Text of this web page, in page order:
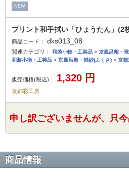
NEW
プリント和手拭い「ひょうたん」(2
商品コード： dks013_08
関連カテゴリ： 和装小物・工芸品 > 京風呂敷・
和装小物・工芸品 > 京風呂敷・袱紗(ふくさ) > 京都
販売価格(税込)： 1,320 円
京都彩工房
申し訳ございませんが、只今
商品情報